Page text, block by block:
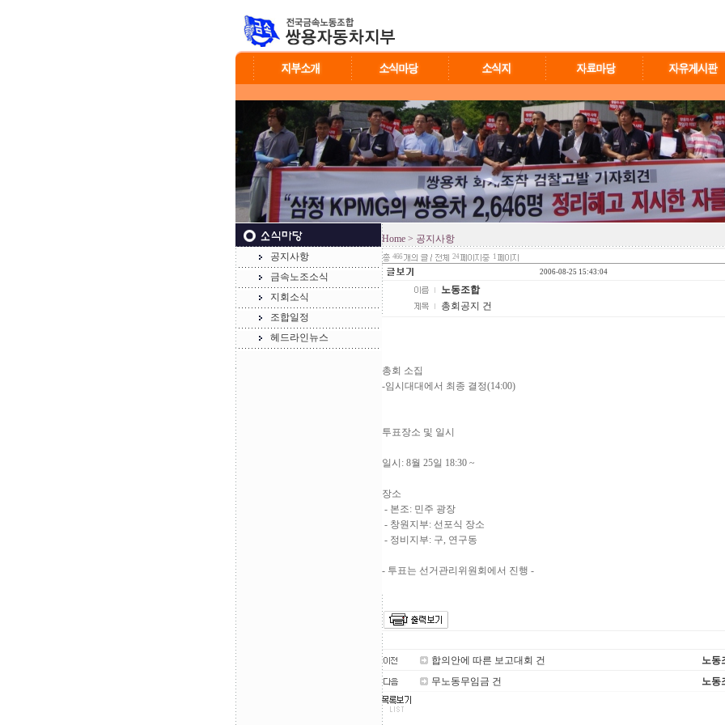
공지사항
금속노조소식
지회소식
조합일정
헤드라인뉴스
Home > 공지사항
466 24
1
2006-08-25 15:43:04
노동조합
총회공지 건
총회 소집
-임시대대에서 최종 결정(14:00)
투표장소 및 일시
일시: 8월 25일 18:30 ~
장소
- 본조: 민주 광장
- 창원지부: 선포식 장소
- 정비지부: 구, 연구동
- 투표는 선거관리위원회에서 진행 -
합의안에 따른 보고대회 건 노동
무노동무임금 건 노동